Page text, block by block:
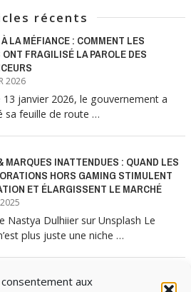
aux
récents
À LA MÉFIANCE : COMMENT LES
ONT FRAGILISÉ LA PAROLE DES
2026
13 janvier 2026, le gouvernement a
sa feuille de route …
MARQUES INATTENDUES : QUAND LES
HORS GAMING STIMULENT
ET ÉLARGISSENT LE MARCHÉ
Nastya Dulhiier sur Unsplash Le
plus juste une niche …
MARQUES : ANATOMIE D’UNE